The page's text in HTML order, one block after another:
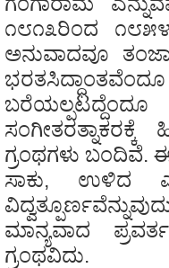
೧೮೧೩ರಿಂದ
ಅನುವಾದವೂ
ಬರೆಯಲ್ಪಟದ್ದೆಂದೂ
ಗ್ರಂಥಗಳು ಬಂದಿವೆ.
ಸಾಕು, ಉಳಿದ
ಮಾನ್ಯವಾದ
ಗ್ರಂಥವಿದು.